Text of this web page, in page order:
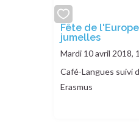
add
or
remove
Fête de
jumelles
Mardi 10 avril 2018,
Café-Langues suivi
Erasmus